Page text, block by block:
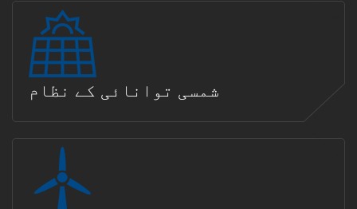
شمسی توانائی کے نظام